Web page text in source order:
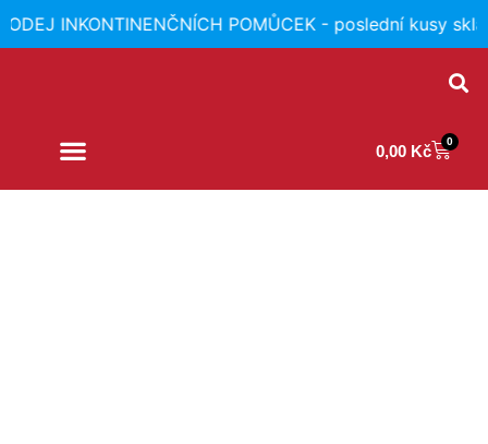
INKONTINENČNÍCH POMŮCEK - poslední kusy
0,00 Kč 0